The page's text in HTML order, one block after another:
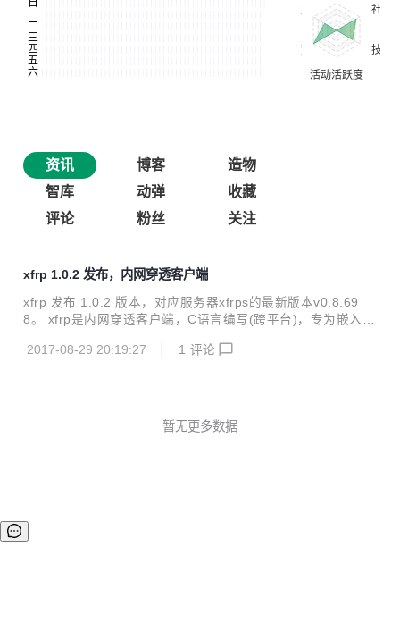
资讯 博客
造物
智库
动弹
收藏
评论
粉丝 关注
xfrp 1.0.2 发布，内网穿透客户端
xfrp 发布 1.0.2 版本，对应服务器xfrps的最新版本v0.8.69
8。 xfrp是内网穿透客户端，C语言编写(跨平台)，专为嵌入式
转变而做的版本适应性变更，同时也增加了程序的功能易用性
从服务器端自动协商TCP远程映射端口(适用于xfrps v0.8.698
2017-08-29 20:19:27 1 评论
暂无更多数据